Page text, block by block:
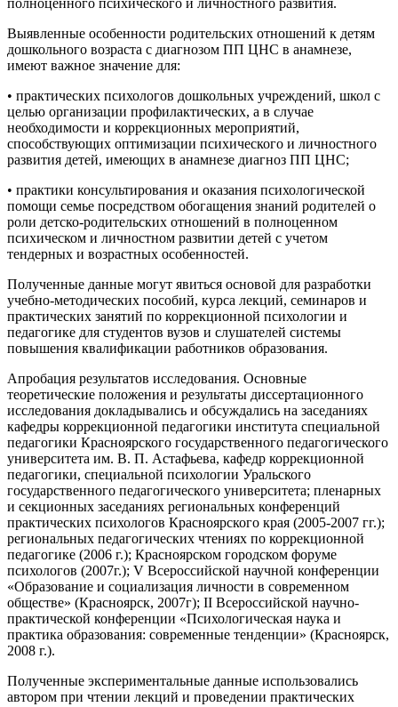
Выявленные особенности родительских отношений к детям
дошкольного возраста с диагнозом ПП ЦНС в анамнезе,
имеют важное значение для:
• практических психологов дошкольных учреждений, школ с
целью организации профилактических, а в случае
необходимости и коррекционных мероприятий,
способствующих оптимизации психического и личностного
развития детей, имеющих в анамнезе диагноз ПП ЦНС;
• практики консультирования и оказания психологической
помощи семье посредством обогащения знаний родителей о
роли детско-родительских отношений в полноценном
психическом и личностном развитии детей с учетом
тендерных и возрастных особенностей.
Полученные данные могут явиться основой для разработки
учебно-методических пособий, курса лекций, семинаров и
практических занятий по коррекционной психологии и
педагогике для студентов вузов и слушателей системы
повышения квалификации работников образования.
Апробация результатов исследования. Основные
теоретические положения и результаты диссертационного
исследования докладывались и обсуждались на заседаниях
кафедры коррекционной педагогики института специальной
педагогики Красноярского государственного педагогического
университета им. В. П. Астафьева, кафедр коррекционной
педагогики, специальной психологии Уральского
государственного педагогического университета; пленарных
и секционных заседаниях региональных конференций
практических психологов Красноярского края (2005-2007 гг.);
региональных педагогических чтениях по коррекционной
педагогике (2006 г.); Красноярском городском форуме
психологов (2007г.); V Всероссийской научной конференции
«Образование и социализация личности в современном
обществе» (Красноярск, 2007г); II Всероссийской научно-
практической конференции «Психологическая наука и
практика образования: современные тенденции» (Красноярск,
2008 г.).
Полученные экспериментальные данные использовались
автором при чтении лекций и проведении практических